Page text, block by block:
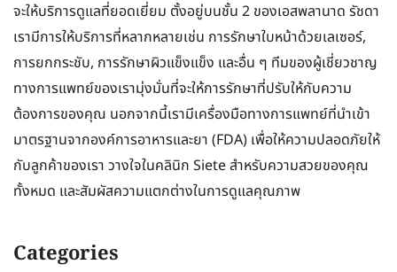
จะให้บริการดูแลที่ยอดเยี่ยม ตั้งอยู่บนชั้น 2 ของเอสพลานาด รัชดา
เรามีการให้บริการที่หลากหลายเช่น การรักษาใบหน้าด้วยเลเซอร์,
การยกกระชับ, การรักษาผิวแข็งแข็ง และอื่น ๆ ทีมของผู้เชี่ยวชาญ
ทางการแพทย์ของเรามุ่งมั่นที่จะให้การรักษาที่ปรับให้กับความ
ต้องการของคุณ นอกจากนี้เรามีเครื่องมือทางการแพทย์ที่นำเข้า
มาตรฐานจากองค์การอาหารและยา (FDA) เพื่อให้ความปลอดภัยให้
กับลูกค้าของเรา วางใจในคลินิก Siete สำหรับความสวยของคุณ
ทั้งหมด และสัมผัสความแตกต่างในการดูแลคุณภาพ
Categories